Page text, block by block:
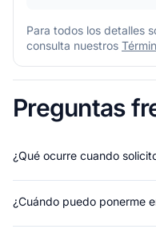
Para todos los detalles
consulta nuestros
Preguntas
¿Qué ocurre cuando
¿Cuándo puedo ponerme